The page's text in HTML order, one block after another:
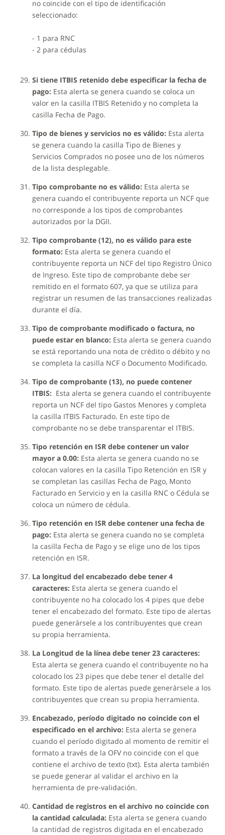
no coincide con el tipo de identificación
seleccionado:
- 1 para RNC
- 2 para cédulas
Si tiene ITBIS retenido debe especificar la fecha de
pago: Esta alerta se genera cuando se coloca un
valor en la casilla ITBIS Retenido y no completa la
casilla Fecha de Pago.
Tipo de bienes y servicios no es válido:Esta alerta
se genera cuando la casilla Tipo de Bienes y
Servicios Comprados no posee uno de los números
de la lista desplegable.
Tipo comprobante no es válido:Esta alerta se
genera cuando el contribuyente reporta un NCF que
no corresponde a los tipos de comprobantes
autorizados por la DGII.
Tipo comprobante (12), no es válido para este
formato: Esta alerta se genera cuando el
contribuyente reporta un NCF del tipo Registro Único
de Ingreso. Este tipo de comprobante debe ser
remitido en el formato 607, ya que se utiliza para
registrar un resumen de las transacciones realizadas
durante el día.
Tipo de comprobante modificado o factura, no
puede estar en blanco:Esta alerta se genera cuando
se está reportando una nota de crédito o débito y no
se completa la casilla NCF o Documento Modificado.
Tipo de comprobante (13), no puede contener
ITBIS: Esta alerta se genera cuando el contribuyente
reporta un NCF del tipo Gastos Menores y completa
la casilla ITBIS Facturado. En este tipo de
comprobante no se debe transparentar el ITBIS.
Tipo retención en ISR debe contener un valor
mayor a 0.00:Esta alerta se genera cuando no se
colocan valores en la casilla Tipo Retención en ISR y
se completan las casillas Fecha de Pago, Monto
Facturado en Servicio y en la casilla RNC o Cédula se
coloca un número de cédula.
Tipo retención en ISR debe contener una fecha de
pago: Esta alerta se genera cuando no se completa
la casilla Fecha de Pago y se elige uno de los tipos
retención en ISR.
La longitud del encabezado debe tener 4
caracteres:Esta alerta se genera cuando el
contribuyente no ha colocado los 4 pipes que debe
tener el encabezado del formato. Este tipo de alertas
puede generársele a los contribuyentes que crean
su propia herramienta.
La Longitud de la línea debe tener 23 caracteres:
Esta alerta se genera cuando el contribuyente no ha
colocado los 23 pipes que debe tener el detalle del
formato. Este tipo de alertas puede generársele a los
contribuyentes que crean su propia herramienta.
Encabezado, período digitado no coincide con el
especificado en el archivo:Esta alerta se genera
cuando el período digitado al momento de remitir el
formato a través de la OFV no coincide con el que
contiene el archivo de texto (txt). Esta alerta también
se puede generar al validar el archivo en la
herramienta de pre-validación.
Cantidad de registros en el archivo no coincide con
la cantidad calculada:Esta alerta se genera cuando
la cantidad de registros digitada en el encabezado